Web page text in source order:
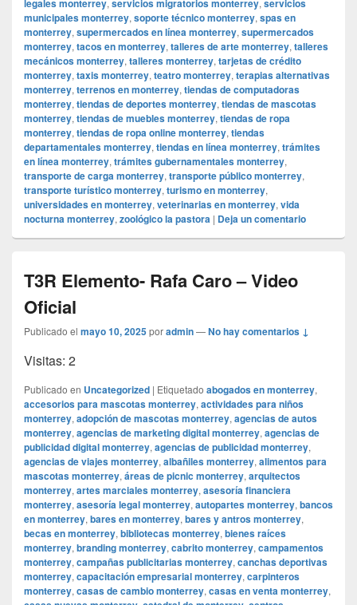
legales monterrey, servicios migratorios monterrey, servicios
municipales monterrey, soporte técnico monterrey, spas en
monterrey, supermercados en línea monterrey, supermercados
monterrey, tacos en monterrey, talleres de arte monterrey, talleres
mecánicos monterrey, talleres monterrey, tarjetas de crédito
monterrey, taxis monterrey, teatro monterrey, terapias alternativas
monterrey, terrenos en monterrey, tiendas de computadoras
monterrey, tiendas de deportes monterrey, tiendas de mascotas
monterrey, tiendas de muebles monterrey, tiendas de ropa
monterrey, tiendas de ropa online monterrey, tiendas
departamentales monterrey, tiendas en línea monterrey, trámites
en línea monterrey, trámites gubernamentales monterrey,
transporte de carga monterrey, transporte público monterrey,
transporte turístico monterrey, turismo en monterrey,
universidades en monterrey, veterinarias en monterrey, vida
nocturna monterrey, zoológico la pastora | Deja un comentario
T3R Elemento- Rafa Caro – Video
Oficial
Publicado el mayo 10, 2025poradmin—No hay comentarios ↓
Visitas: 2
Publicado en Uncategorized | Etiquetado abogados en monterrey,
accesorios para mascotas monterrey, actividades para niños
monterrey, adopción de mascotas monterrey, agencias de autos
monterrey, agencias de marketing digital monterrey, agencias de
publicidad digital monterrey, agencias de publicidad monterrey,
agencias de viajes monterrey, albañiles monterrey, alimentos para
mascotas monterrey, áreas de picnic monterrey, arquitectos
monterrey, artes marciales monterrey, asesoría financiera
monterrey, asesoría legal monterrey, autopartes monterrey, bancos
en monterrey, bares en monterrey, bares y antros monterrey,
becas en monterrey, bibliotecas monterrey, bienes raíces
monterrey, branding monterrey, cabrito monterrey, campamentos
monterrey, campañas publicitarias monterrey, canchas deportivas
monterrey, capacitación empresarial monterrey, carpinteros
monterrey, casas de cambio monterrey, casas en venta monterrey,